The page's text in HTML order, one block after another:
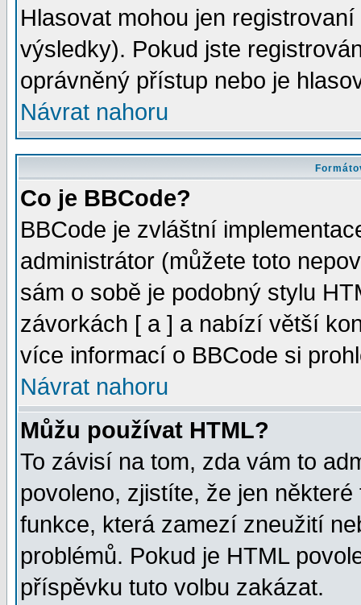
Hlasovat mohou jen
výsledky). Pokud jste
oprávněný přístup nebo je
Návrat nahoru
Co je BBCode?
BBCode je zvláštní
administrátor (můžete toto
sám o sobě je podobný stylu
závorkách [ a ] a nabízí větší
více informací o BBCode si
Návrat nahoru
Můžu používat HTML?
To závisí na tom, zda vám to
povoleno, zjistíte, že jen
funkce, která zamezí zneužití
problémů. Pokud je HTML
příspěvku tuto volbu zakázat.